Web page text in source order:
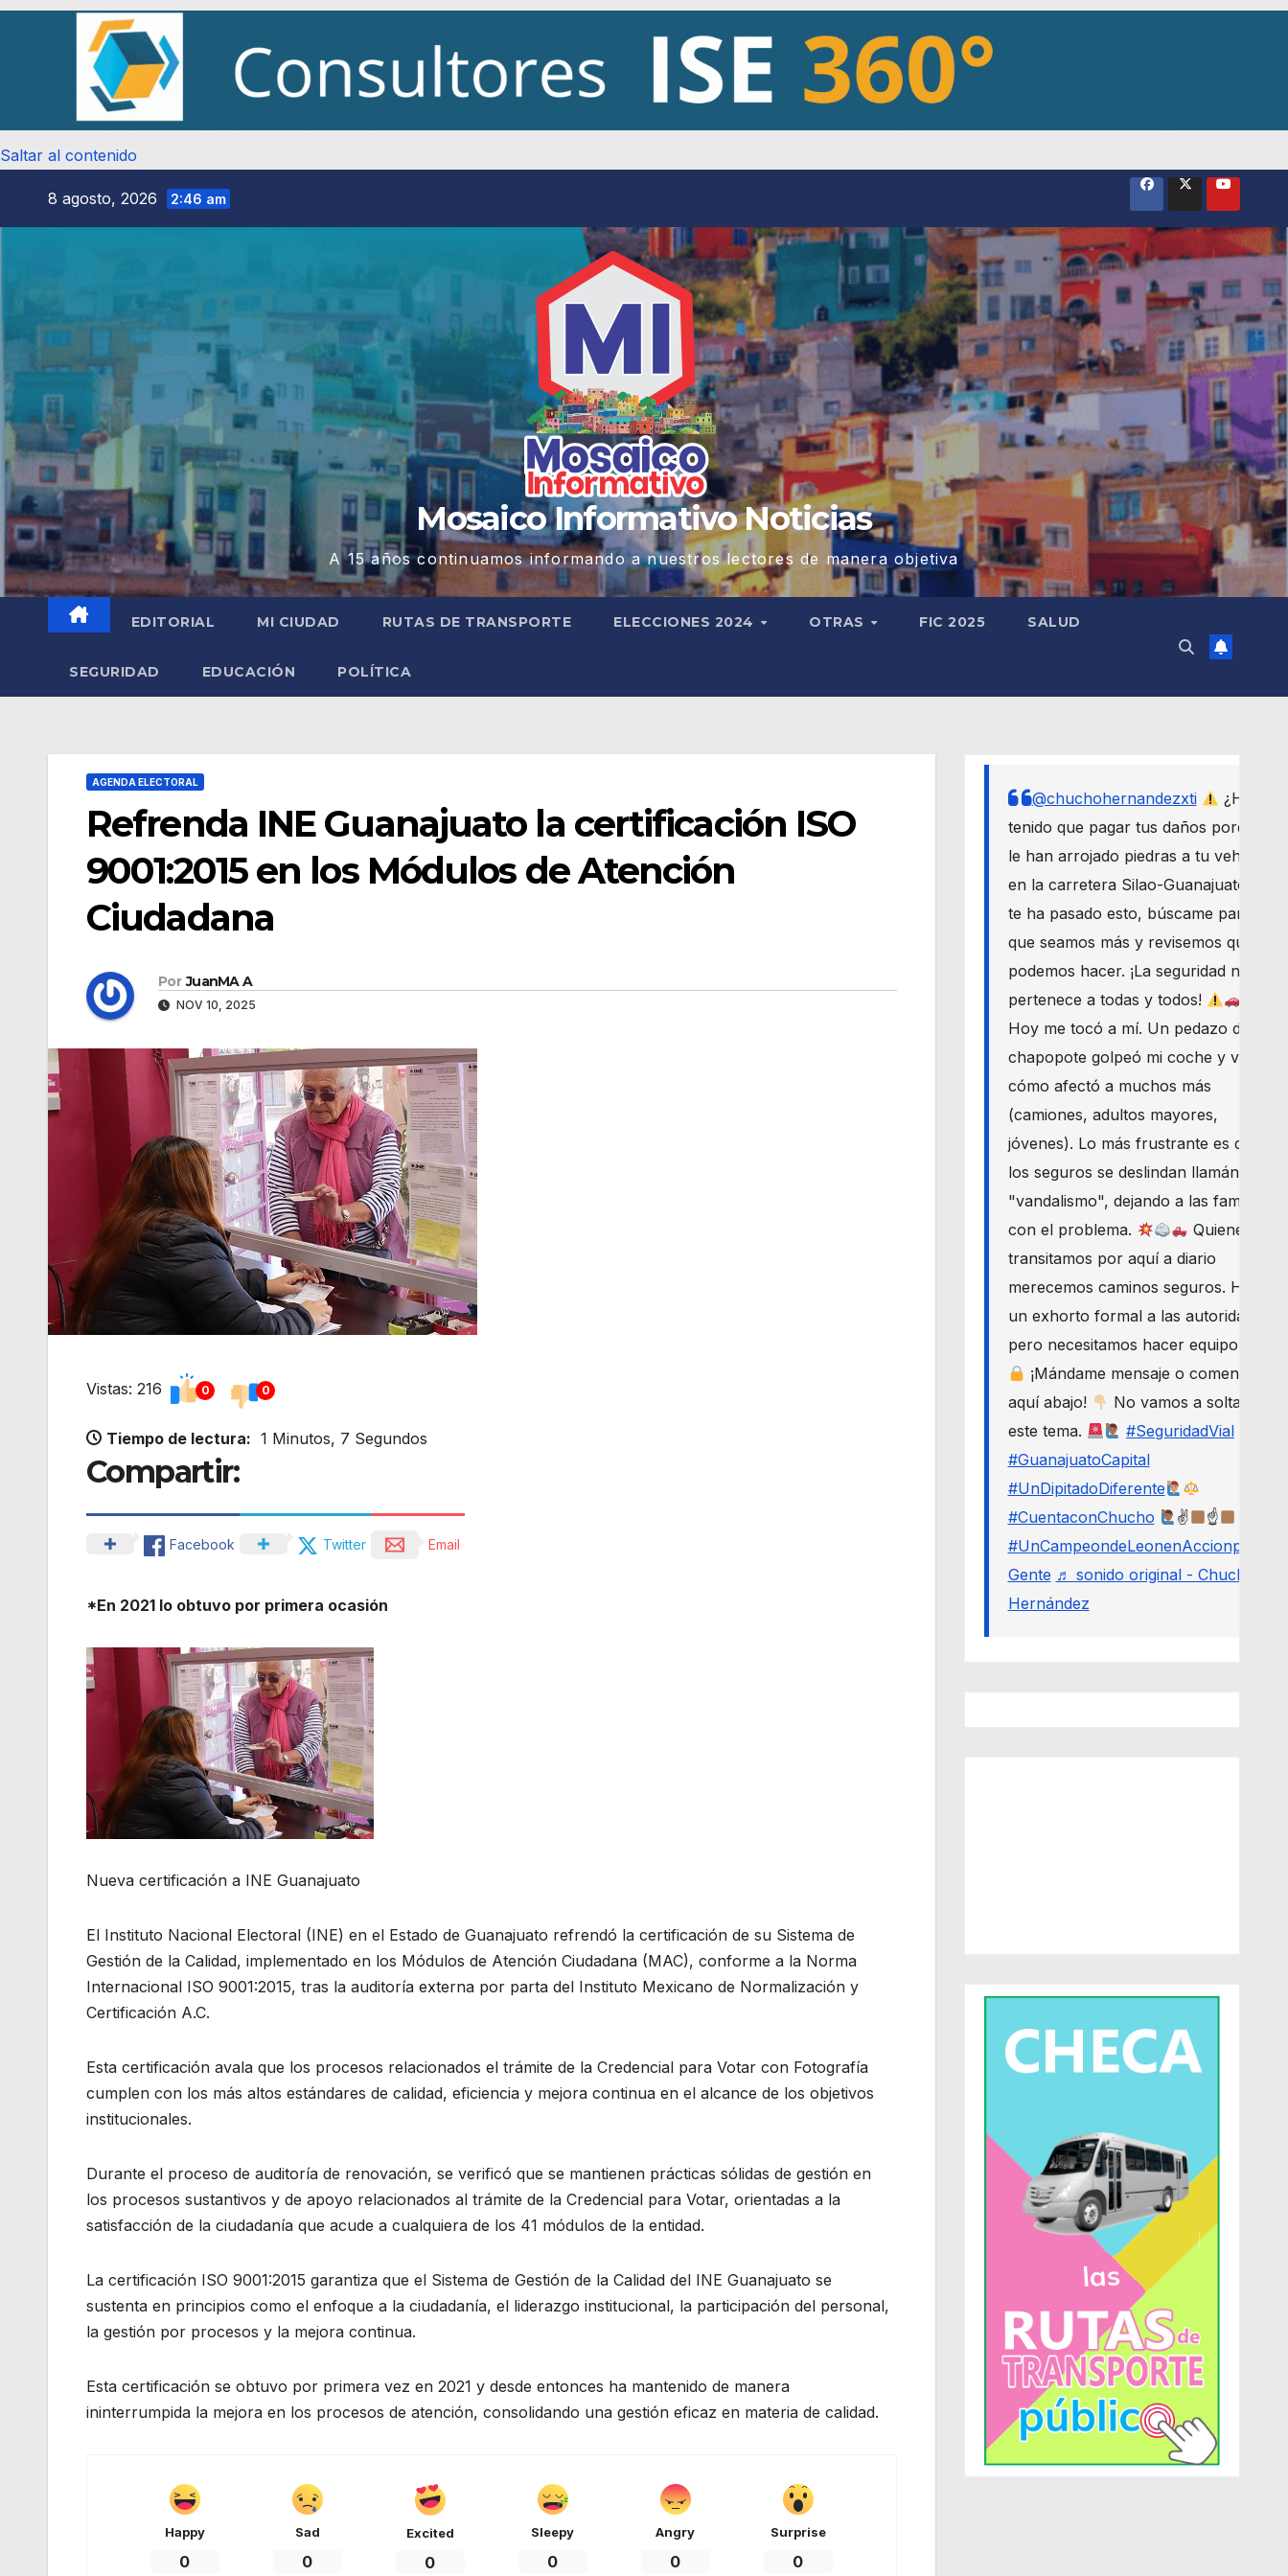
Saltar al contenido
8 agosto, 2026 2:46 am
Mosaico Informativo Noticias
A 15 años continuamos informando a nuestros lectores de manera objetiva
EDITORIAL MI CIUDAD RUTAS DE TRANSPORTE ELECCIONES 2024 OTRAS FIC 2025 SALUD
SEGURIDAD EDUCACIÓN POLÍTICA
AGENDA ELECTORAL
Refrenda INE Guanajuato la certificación ISO
9001:2015 en los Módulos de Atención
Ciudadana
Por JuanMA A
NOV 10, 2025
Vistas: 216 0 0
Tiempo de lectura: 1 Minutos, 7 Segundos
Compartir:
Facebook Twitter Email
*En 2021 lo obtuvo por primera ocasión
Nueva certificación a INE Guanajuato
El Instituto Nacional Electoral (INE) en el Estado de Guanajuato refrendó la certificación de su Sistema de
Gestión de la Calidad, implementado en los Módulos de Atención Ciudadana (MAC), conforme a la Norma
Internacional ISO 9001:2015, tras la auditoría externa por parta del Instituto Mexicano de Normalización y
Certificación A.C.
Esta certificación avala que los procesos relacionados el trámite de la Credencial para Votar con Fotografía
cumplen con los más altos estándares de calidad, eficiencia y mejora continua en el alcance de los objetivos
institucionales.
Durante el proceso de auditoría de renovación, se verificó que se mantienen prácticas sólidas de gestión en
los procesos sustantivos y de apoyo relacionados al trámite de la Credencial para Votar, orientadas a la
satisfacción de la ciudadanía que acude a cualquiera de los 41 módulos de la entidad.
La certificación ISO 9001:2015 garantiza que el Sistema de Gestión de la Calidad del INE Guanajuato se
sustenta en principios como el enfoque a la ciudadanía, el liderazgo institucional, la participación del personal,
la gestión por procesos y la mejora continua.
Esta certificación se obtuvo por primera vez en 2021 y desde entonces ha mantenido de manera
ininterrumpida la mejora en los procesos de atención, consolidando una gestión eficaz en materia de calidad.
Happy
0
Sad
0
Excited
0
Sleepy
0
Angry
0
Surprise
0
@chuchohernandezxti
¿Has
tenido que pagar tus daños porque
le han arrojado piedras a tu vehículo
en la carretera Silao-Guanajuato? Si
te ha pasado esto, búscame para
que seamos más y revisemos qué
podemos hacer. ¡La seguridad nos
pertenece a todas y todos!
Hoy me tocó a mí. Un pedazo de
chapopote golpeó mi coche y vi
cómo afectó a muchos más
(camiones, adultos mayores,
jóvenes). Lo más frustrante es que
los seguros se deslindan llamándolo
"vandalismo", dejando a las familias
con el problema.
Quienes
transitamos por aquí a diario
merecemos caminos seguros. Haré
un exhorto formal a las autoridades,
pero necesitamos hacer equipo.
¡Mándame mensaje o comenta
aquí abajo!
No vamos a soltar
este tema.
#SeguridadVial
#GuanajuatoCapital
#UnDipitadoDiferente
#CuentaconChucho
✌
☝
#UnCampeondeLeonenAccionporLa
Gente ♬ sonido original - Chucho
Hernández